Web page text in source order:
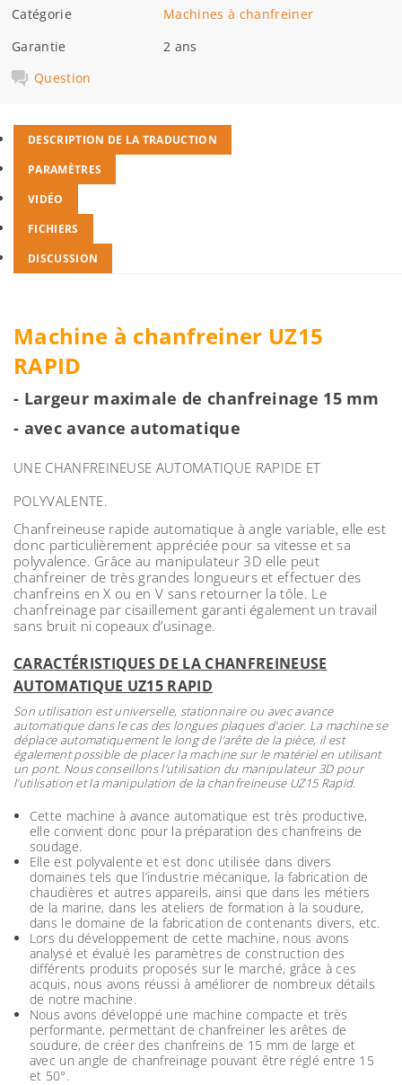
Catégorie
Machines à chanfreiner
Garantie
2 ans
Question
DESCRIPTION DE LA TRADUCTION
PARAMÈTRES
VIDÉO
FICHIERS
DISCUSSION
Machine à chanfreiner UZ15
RAPID
- Largeur maximale de chanfreinage 15 mm
- avec avance automatique
UNE CHANFREINEUSE AUTOMATIQUE RAPIDE ET
POLYVALENTE.
Chanfreineuse rapide automatique à angle variable, elle est
donc particulièrement appréciée pour sa vitesse et sa
polyvalence. Grâce au manipulateur 3D elle peut
chanfreiner de très grandes longueurs et effectuer des
chanfreins en X ou en V sans retourner la tôle. Le
chanfreinage par cisaillement garanti également un travail
sans bruit ni copeaux d’usinage.
CARACTÉRISTIQUES DE LA CHANFREINEUSE
AUTOMATIQUE UZ15 RAPID
Son utilisation est universelle, stationnaire ou avec avance
automatique dans le cas des longues plaques d’acier. La machine se
déplace automatiquement le long de l’arête de la pièce, il est
également possible de placer la machine sur le matériel en utilisant
un pont. Nous conseillons l’utilisation du manipulateur 3D pour
l’utilisation et la manipulation de la chanfreineuse UZ15 Rapid.
Cette machine à avance automatique est très productive,
elle convient donc pour la préparation des chanfreins de
soudage.
Elle est polyvalente et est donc utilisée dans divers
domaines tels que l’industrie mécanique, la fabrication de
chaudières et autres appareils, ainsi que dans les métiers
de la marine, dans les ateliers de formation à la soudure,
dans le domaine de la fabrication de contenants divers, etc.
Lors du développement de cette machine, nous avons
analysé et évalué les paramètres de construction des
différents produits proposés sur le marché, grâce à ces
acquis, nous avons réussi à améliorer de nombreux détails
de notre machine.
Nous avons développé une machine compacte et très
performante, permettant de chanfreiner les arêtes de
soudure, de créer des chanfreins de 15 mm de large et
avec un angle de chanfreinage pouvant être réglé entre 15
et 50°.